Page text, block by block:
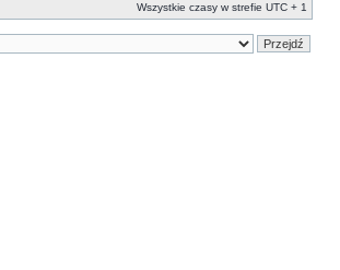
Wszystkie czasy w strefie UTC + 1